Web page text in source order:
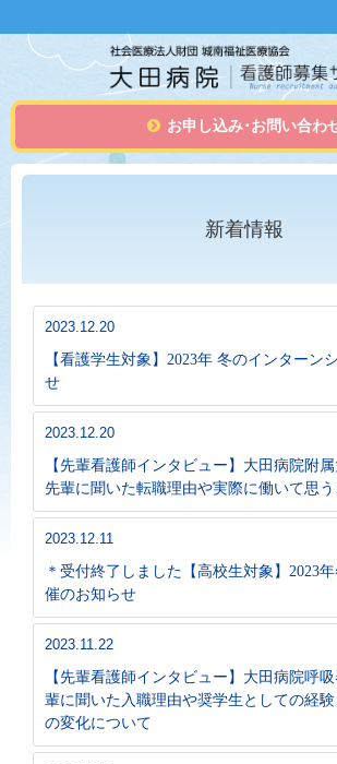
お申し込み･お問い合わ
新着情報
2023.12.20
【看護学生対象】2023年 冬のインターン
せ
2023.12.20
【先輩看護師インタビュー】大田病院附
先輩に聞いた転職理由や実際に働いて思う
2023.12.11
＊受付終了しました【高校生対象】2023
催のお知らせ
2023.11.22
【先輩看護師インタビュー】大田病院呼
輩に聞いた入職理由や奨学生としての経
の変化について